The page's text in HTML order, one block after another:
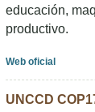
educación,
productivo.
Web oficial
UNCCD